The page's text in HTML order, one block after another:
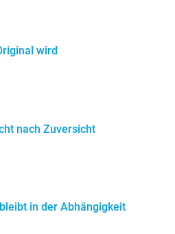
wird
nach Zuversicht
in der Abhängigkeit